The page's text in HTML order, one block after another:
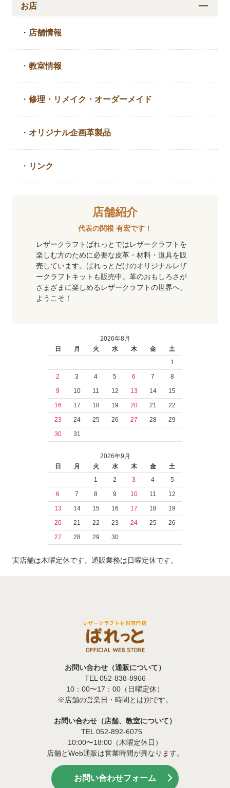
お店
・ 店舗情報
・教室情報
・修理・リメイク・ オーダーメイド
・ オリジナル企画革製品
・ リンク
店舗紹介
代表の関根 有宏です！
レザークラフトぱれっとではレザークラフトを
楽しむ方のために必要な皮革・材料・道具を販
売しています。ぱれっとだけのオリジナルレザ
ークラフトキットも販売中。革のおもしろさが
さまざまに楽しめるレザークラフトの世界へ、
ようこそ！
2026年8月
日
月 火 水 木 金
土
1
2
3 4 5 6 7
8
9
10 11 12 13 14
15
16
17 18 19 20 21
22
23
24 25 26 27 28
29
30
31
2026年9月
日
月 火 水 木 金
土
1
2 3 4
5
6
7 8 9 10 11
12
13
14 15 16 17 18
19
20
21 22 23 24 25
26
27
28 29 30
実店舗は木曜定休です。通販業務は日曜定休です。
お問い合わせ（通販について）
TEL 052-838-8966
10：00〜17：00（日曜定休）
※店舗の営業日・時間とは別です。
お問い合わせ（店舗、教室について）
TEL 052-892-6075
10:00〜18:00（木曜定休日）
店舗とWeb通販は営業時間が異なります。
お問い合わせフォーム